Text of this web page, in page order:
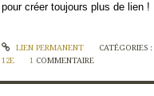
pour créer toujours plus de lien !
LIEN PERMANENT CATÉGORIES :
12E
1 COMMENTAIRE